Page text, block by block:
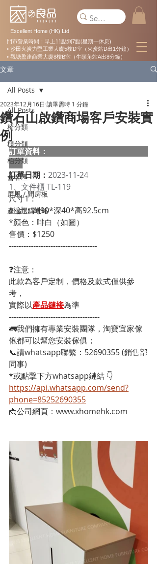
Excellent Home (HK) Ltd
門市營業時間：早上11點到7點(星期一休息)
• 沙田火炭力堅工業大廈5樓D室（火炭站D出1分鐘）
• 觀塘盈達商業大廈8樓B室（牛頭角站A出8分鐘）
文章
All Posts
椅分類
櫃分類
枱分類
會客區
屏風 / 間房板
產品選購攻略
All Posts
鑽石山啟鑽商場客戶安裝實
例
2023年12月16日 讀畢需時 1 分鐘
訂單資料：
訂單日期： 2023-11-24
1、文件櫃 TL-119
尺寸1：
外計：闊90*深40*高92.5cm
*顏色：啡白（如圖）
售價：$1250
------------------------------------
❓注意：
此款為客戶定制，價格及款式僅供參
考，
實際以產品鏈接為準
-------------------------------------
🚛我們擁有專業安裝團隊，淘寶宜家傢
俬都可以幫您安裝傢俱；
📞請whatsapp聯繫：52690355 (銷售部
同事)
*或點擊下方whatsapp鏈結 👇
https://api.whatsapp.com/send?
phone=85252690355
📩公司網頁：www.xhomehk.com